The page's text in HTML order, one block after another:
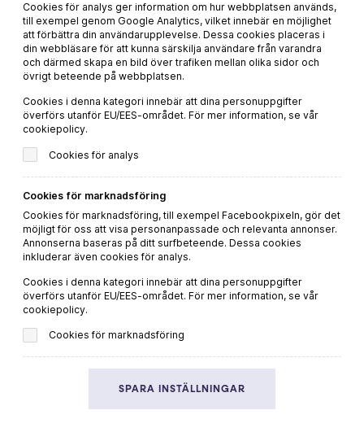
MER VIN OCH MAT
Du hittar fler goda recept och passande dryckestips på vår
systersajtViva Vin & Mat
VIN
RECEPT
INSPIRATION
Integritetspolicy
© 2026 ekovin.se
Cookies för analys ger information om hur webbplatsen används,
till exempel genom Google Analytics, vilket innebär en möjlighet
att förbättra din användarupplevelse. Dessa cookies placeras i
din webbläsare för att kunna särskilja användare från varandra
och därmed skapa en bild över trafiken mellan olika sidor och
övrigt beteende på webbplatsen.
Cookies i denna kategori innebär att dina personuppgifter
överförs utanför EU/EES-området. För mer information, se vår
cookiepolicy.
Cookies för analys
Cookies för marknadsföring
Cookies för marknadsföring, till exempel Facebookpixeln, gör det
möjligt för oss att visa personanpassade och relevanta annonser.
Annonserna baseras på ditt surfbeteende. Dessa cookies
inkluderar även cookies för analys.
Cookies i denna kategori innebär att dina personuppgifter
överförs utanför EU/EES-området. För mer information, se vår
cookiepolicy.
Cookies för marknadsföring
SPARA INSTÄLLNINGAR